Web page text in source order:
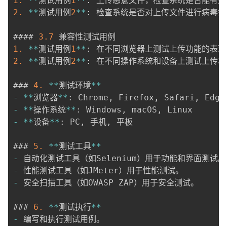
2.
**测试用例 2** : 检查系统是否对上传文件进行病毒
#### 3.7
1.
**测试用例 1** :
2.
**测试用例 2** : 在不同操作系统和设备上测试上传
### 4. **测试环境**
-
**浏览器** : Chrome , Firefox , Safari ,
-
**操作系统** : Windows , macOS ,
-
**设备** : PC , 手机 , 平板
### 5. **测试工具**
-
-
-
安全扫描工具（如OWASP ZAP）用于安全测试。
### 6. **测试执行**
-